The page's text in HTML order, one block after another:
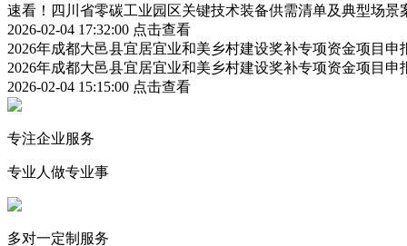
速看！四川省零碳工业园区关键技术装备供需清单及典型场
2026-02-04 17:32:00 点击查看
2026年成都大邑县宜居宜业和美乡村建设奖补专项资金项目
2026年成都大邑县宜居宜业和美乡村建设奖补专项资金项目
2026-02-04 15:15:00 点击查看
专注企业服务
专业人做专业事
多对一定制服务